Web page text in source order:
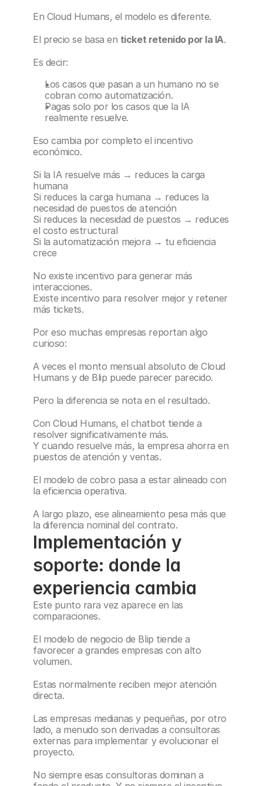
En Cloud Humans, el modelo es diferente.
El precio se basa en ticket retenido por la IA.
Es decir:
Los casos que pasan a un humano no se
cobran como automatización.
Pagas solo por los casos que la IA
realmente resuelve.
Eso cambia por completo el incentivo
económico.
Si la IA resuelve más → reduces la carga
humana
Si reduces la carga humana → reduces la
necesidad de puestos de atención
Si reduces la necesidad de puestos → reduces
el costo estructural
Si la automatización mejora → tu eficiencia
crece
No existe incentivo para generar más
interacciones.
Existe incentivo para resolver mejor y retener
más tickets.
Por eso muchas empresas reportan algo
curioso:
A veces el monto mensual absoluto de Cloud
Humans y de Blip puede parecer parecido.
Pero la diferencia se nota en el resultado.
Con Cloud Humans, el chatbot tiende a
resolver significativamente más.
Y cuando resuelve más, la empresa ahorra en
puestos de atención y ventas.
El modelo de cobro pasa a estar alineado con
la eficiencia operativa.
A largo plazo, ese alineamiento pesa más que
la diferencia nominal del contrato.
Implementación y
soporte: donde la
experiencia cambia
Este punto rara vez aparece en las
comparaciones.
El modelo de negocio de Blip tiende a
favorecer a grandes empresas con alto
volumen.
Estas normalmente reciben mejor atención
directa.
Las empresas medianas y pequeñas, por otro
lado, a menudo son derivadas a consultoras
externas para implementar y evolucionar el
proyecto.
No siempre esas consultoras dominan a